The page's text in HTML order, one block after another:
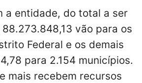
a entidade, do total a ser
vão para os
Federal e os demais
para 2.154 municípios.
mais recebem recursos